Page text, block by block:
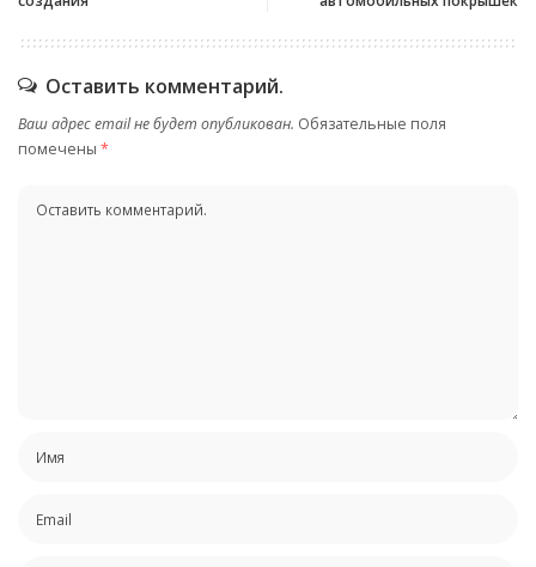
Оставить комментарий.
Ваш адрес email не будет опубликован. Обязательные поля
помечены *